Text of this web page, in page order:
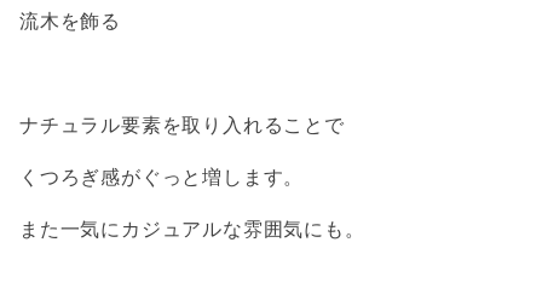
流木を飾る
ナチュラル要素を取り入れることで
くつろぎ感がぐっと増します。
また一気にカジュアルな雰囲気にも。